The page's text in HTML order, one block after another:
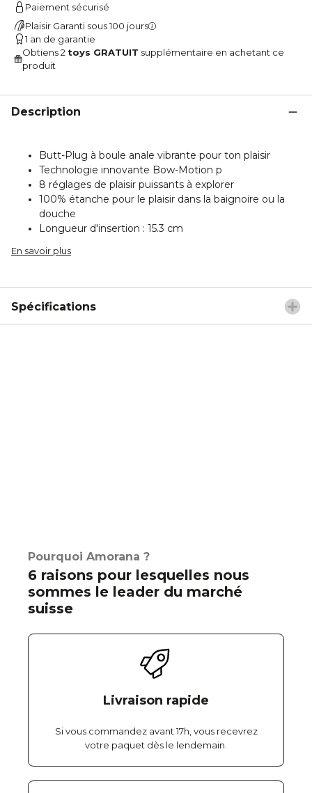
Paiement sécurisé
Plaisir Garanti sous 100 jours
1 an de garantie
Obtiens 2 toys GRATUIT supplémentaire en achetant ce
produit
Description
Butt-Plug à boule anale vibrante pour ton plaisir
Technologie innovante Bow-Motion p
8 réglages de plaisir puissants à explorer
100% étanche pour le plaisir dans la baignoire ou la
douche
Longueur d'insertion : 15.3 cm
En savoir plus
Spécifications
Pourquoi Amorana ?
6 raisons pour lesquelles nous
sommes le leader du marché
suisse
Livraison rapide
Si vous commandez avant 17h, vous recevrez
votre paquet dès le lendemain.